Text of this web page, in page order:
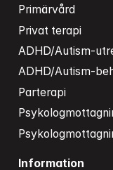
Primärvård
Privat terapi
ADHD/Autism-
ADHD/Autism-
Parterapi
Information